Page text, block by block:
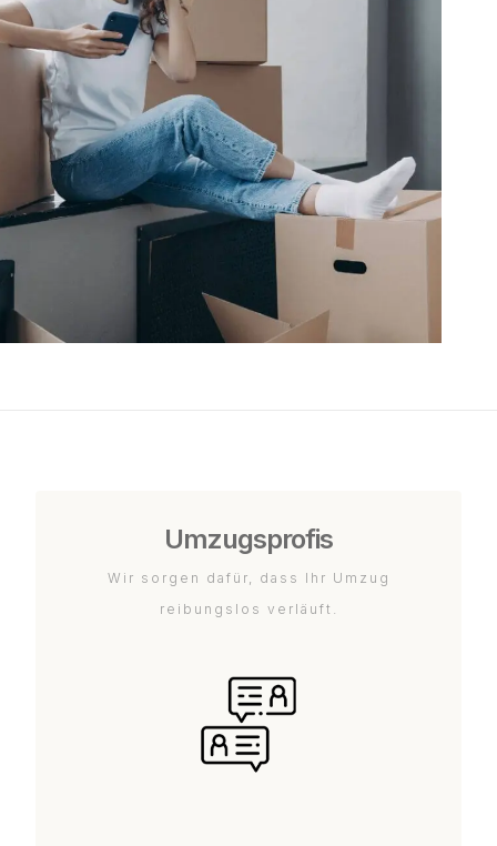
Umzugsprofis
Wir sorgen dafür, dass Ihr Umzug
reibungslos verläuft.